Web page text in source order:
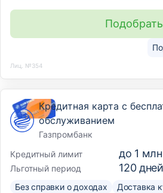
Подобрать
Лиц. №354
Кредитная карта с
обслуживанием
Газпромбанк
Кредитный лимит
до 1
Льготный период 120дней
Без справки о доходах Доставка